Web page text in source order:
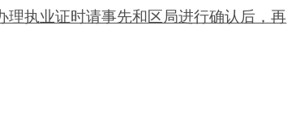
执业证时请事先和区局进行确认后，再